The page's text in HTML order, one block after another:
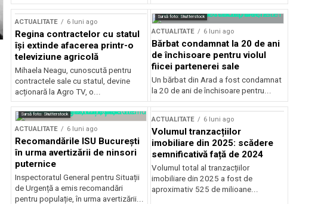
ACTUALITATE 6 luni ago
Regina contractelor cu statul
își extinde afacerea printr-o
televiziune agricolă
Mihaela Neagu, cunoscută pentru
contractele sale cu statul, devine
acționară la Agro TV, o...
Sursă foto: Shutterstock
ACTUALITATE 6 luni ago
Bărbat condamnat la 20 de ani
de închisoare pentru violul
fiicei partenerei sale
Un bărbat din Arad a fost condamnat
la 20 de ani de închisoare pentru...
Sursă foto: Shutterstock
ACTUALITATE 6 luni ago
Recomandările ISU București
în urma avertizării de ninsori
puternice
Inspectoratul General pentru Situații
de Urgență a emis recomandări
pentru populație, în urma avertizării...
ACTUALITATE 6 luni ago
Volumul tranzacțiilor
imobiliare din 2025: scădere
semnificativă față de 2024
Volumul total al tranzacțiilor
imobiliare din 2025 a fost de
aproximativ 525 de milioane...